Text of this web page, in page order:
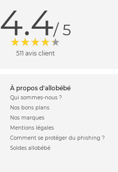
4.4/ 5
511 avis client
à propos d'allobébé
Qui sommes-nous ?
Nos bons plans
Nos marques
Mentions légales
Comment se protéger du phishing ?
Soldes allobébé